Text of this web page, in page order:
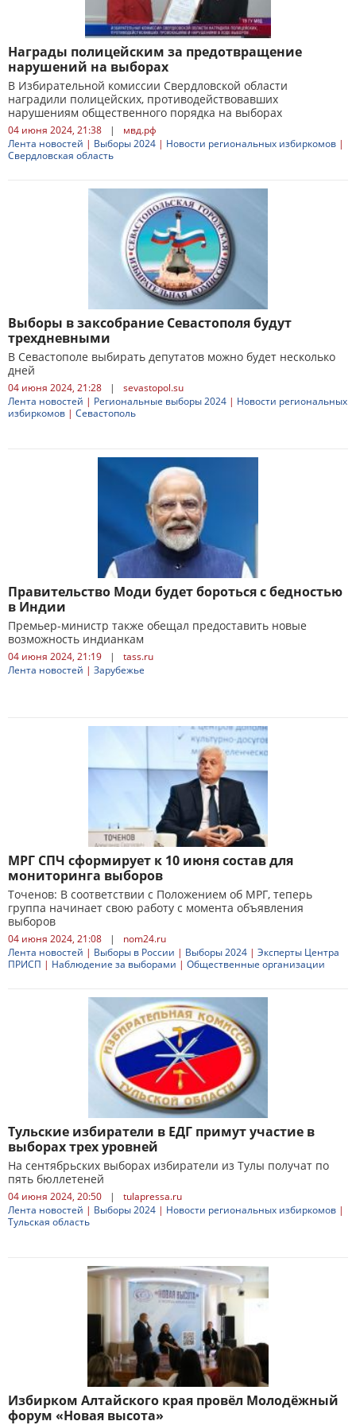
Награды полицейским за предотвращение
нарушений на выборах
В Избирательной комиссии Свердловской области
наградили полицейских, противодействовавших
нарушениям общественного порядка на выборах
04 июня 2024, 21:38 |
мвд.рф
Лента новостей | Выборы 2024 | Новости региональных избиркомов |
Свердловская область
Выборы в заксобрание Севастополя будут
трехдневными
В Севастополе выбирать депутатов можно будет несколько
дней
04 июня 2024, 21:28 |
sevastopol.su
Лента новостей | Региональные выборы 2024 | Новости региональных
избиркомов | Севастополь
Правительство Моди будет бороться с бедностью
в Индии
Премьер-министр также обещал предоставить новые
возможность индианкам
04 июня 2024, 21:19 |
tass.ru
Лента новостей | Зарубежье
МРГ СПЧ сформирует к 10 июня состав для
мониторинга выборов
Точенов: В соответствии с Положением об МРГ, теперь
группа начинает свою работу с момента объявления
выборов
04 июня 2024, 21:08 |
nom24.ru
Лента новостей | Выборы в России | Выборы 2024 | Эксперты Центра
ПРИСП | Наблюдение за выборами | Общественные организации
Тульские избиратели в ЕДГ примут участие в
выборах трех уровней
На сентябрьских выборах избиратели из Тулы получат по
пять бюллетеней
04 июня 2024, 20:50 |
tulapressa.ru
Лента новостей | Выборы 2024 | Новости региональных избиркомов |
Тульская область
Избирком Алтайского края провёл Молодёжный
форум «Новая высота»